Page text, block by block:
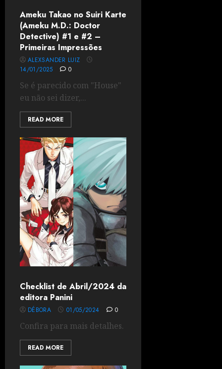
Ameku Takao no Suiri Karte
(Ameku M.D.: Doctor
Detective) #1 e #2 –
Primeiras Impressões
ALEXSANDER LUIZ
14/01/2025
0
Se é parecido com "House"
eu não sei dizer,...
READ MORE
Checklist de Abril/2024 da
editora Panini
DÉBORA 01/05/2024 0
Confira para mais detalhes.
READ MORE